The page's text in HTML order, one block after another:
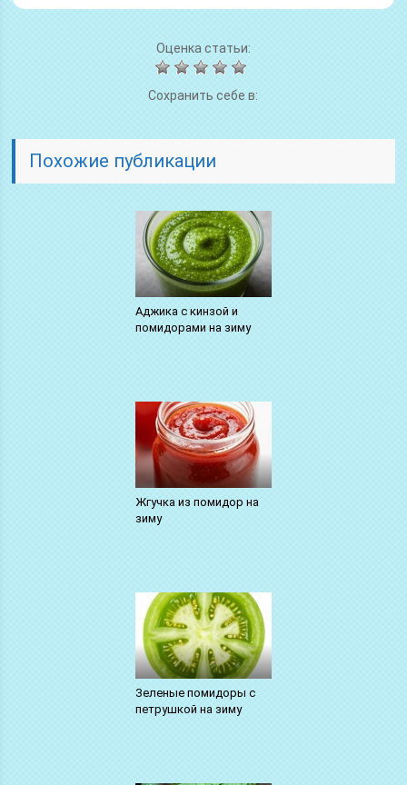
Оценка статьи:
Сохранить себе в:
Похожие публикации
Аджика с кинзой и
помидорами на зиму
Жгучка из помидор на
зиму
Зеленые помидоры с
петрушкой на зиму